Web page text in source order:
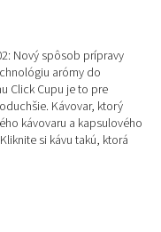
Nový spôsob prípravy
arómy do
Click Cupu je to pre
Kávovar, ktorý
kávovaru a kapsulového
si kávu takú, ktorá